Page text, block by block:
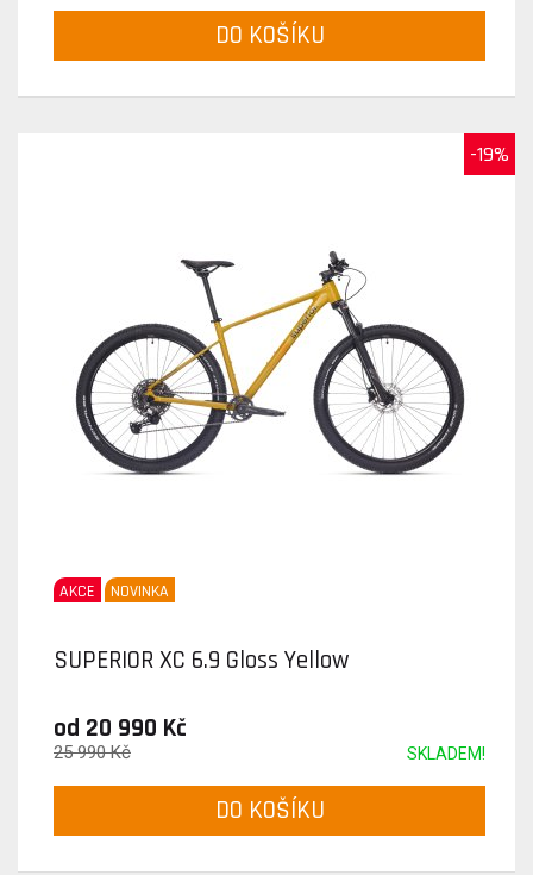
DO KOŠÍKU
-19%
AKCE NOVINKA
SUPERIOR XC 6.9 Gloss Yellow
od 20 990 Kč
SKLADEM!
25 990 Kč
DO KOŠÍKU